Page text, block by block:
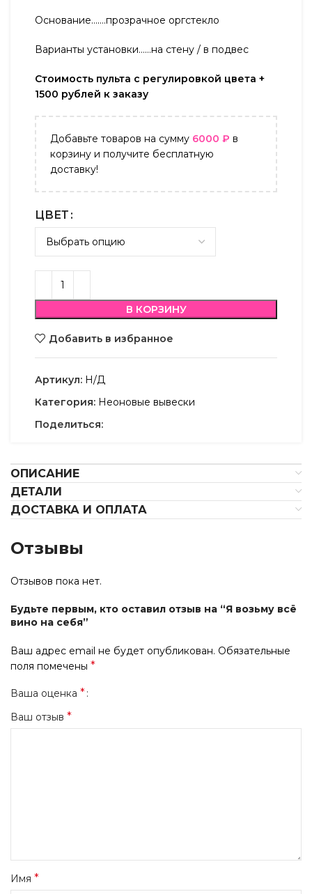
Основание…….прозрачное оргстекло
Варианты установки……на стену / в подвес
Стоимость пульта с регулировкой цвета +
1500 рублей к заказу
Добавьте товаров на сумму 6000 ₽ в
корзину и получите бесплатную
доставку!
ЦВЕТ
В КОРЗИНУ
Добавить в избранное
Артикул: Н/Д
Категория: Неоновые вывески
Поделиться:
ОПИСАНИЕ
ДЕТАЛИ
ДОСТАВКА И ОПЛАТА
Отзывы
Отзывов пока нет.
Будьте первым, кто оставил отзыв на “Я возьму всё
вино на себя”
Ваш адрес email не будет опубликован. Обязательные
поля помечены *
Ваша оценка *
Ваш отзыв *
Имя *